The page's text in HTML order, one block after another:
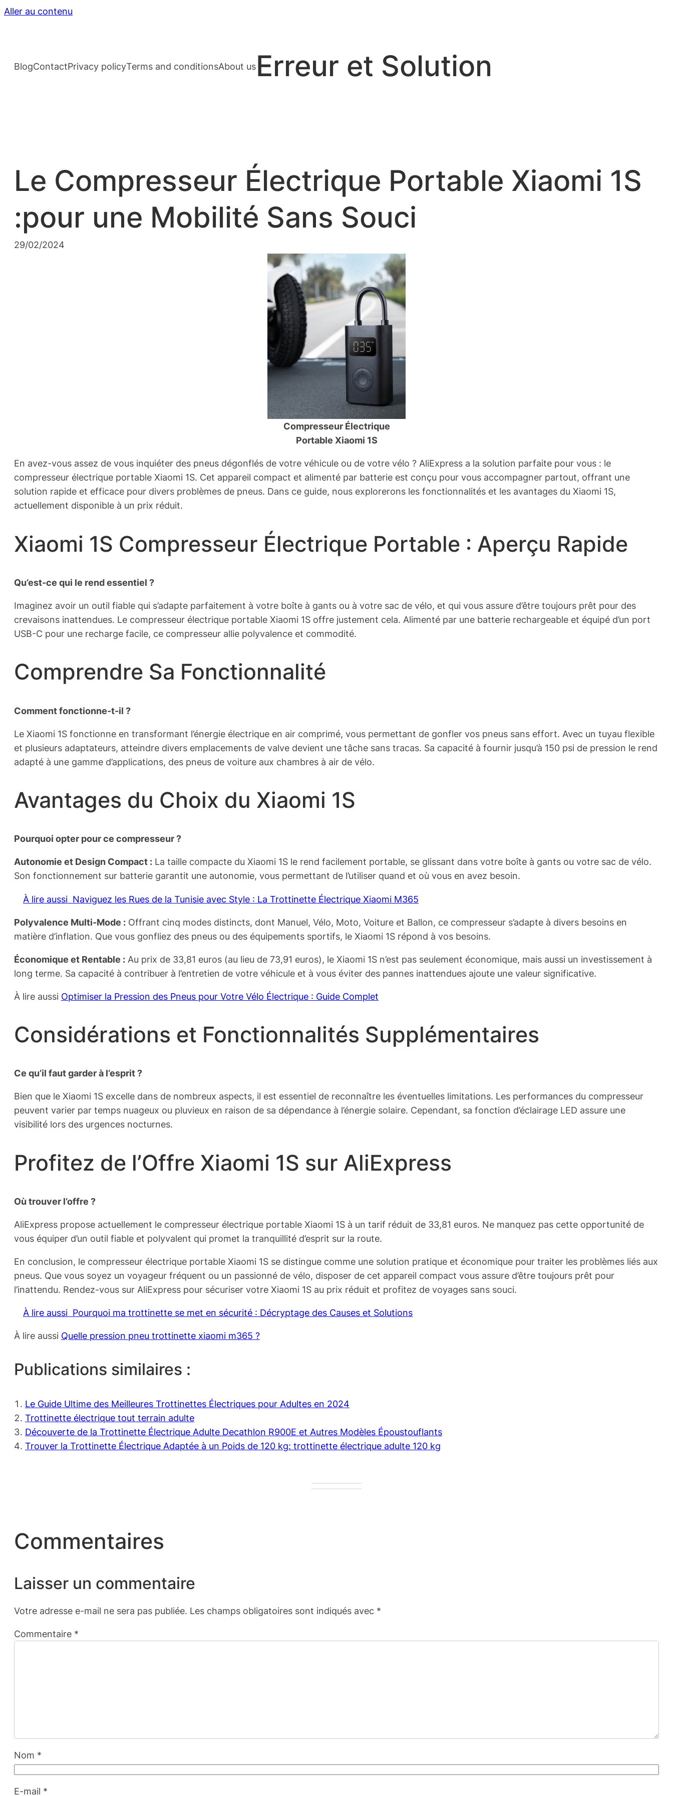
Aller au contenu
BlogContactPrivacy policyTerms and conditionsAbout usErreur et Solution
Le Compresseur Électrique Portable Xiaomi 1S
:pour une Mobilité Sans Souci
29/02/2024
Compresseur Électrique
Portable Xiaomi 1S
En avez-vous assez de vous inquiéter des pneus dégonflés de votre véhicule ou de votre vélo ? AliExpress a la solution parfaite pour vous : le
compresseur électrique portable Xiaomi 1S. Cet appareil compact et alimenté par batterie est conçu pour vous accompagner partout, offrant une
solution rapide et efficace pour divers problèmes de pneus. Dans ce guide, nous explorerons les fonctionnalités et les avantages du Xiaomi 1S,
actuellement disponible à un prix réduit.
Xiaomi 1S Compresseur Électrique Portable : Aperçu Rapide
Qu’est-ce qui le rend essentiel ?
Imaginez avoir un outil fiable qui s’adapte parfaitement à votre boîte à gants ou à votre sac de vélo, et qui vous assure d’être toujours prêt pour des
crevaisons inattendues. Le compresseur électrique portable Xiaomi 1S offre justement cela. Alimenté par une batterie rechargeable et équipé d’un port
USB-C pour une recharge facile, ce compresseur allie polyvalence et commodité.
Comprendre Sa Fonctionnalité
Comment fonctionne-t-il ?
Le Xiaomi 1S fonctionne en transformant l’énergie électrique en air comprimé, vous permettant de gonfler vos pneus sans effort. Avec un tuyau flexible
et plusieurs adaptateurs, atteindre divers emplacements de valve devient une tâche sans tracas. Sa capacité à fournir jusqu’à 150 psi de pression le rend
adapté à une gamme d’applications, des pneus de voiture aux chambres à air de vélo.
Avantages du Choix du Xiaomi 1S
Pourquoi opter pour ce compresseur ?
Autonomie et Design Compact : La taille compacte du Xiaomi 1S le rend facilement portable, se glissant dans votre boîte à gants ou votre sac de vélo.
Son fonctionnement sur batterie garantit une autonomie, vous permettant de l’utiliser quand et où vous en avez besoin.
À lire aussi Naviguez les Rues de la Tunisie avec Style : La Trottinette Électrique Xiaomi M365
Polyvalence Multi-Mode : Offrant cinq modes distincts, dont Manuel, Vélo, Moto, Voiture et Ballon, ce compresseur s’adapte à divers besoins en
matière d’inflation. Que vous gonfliez des pneus ou des équipements sportifs, le Xiaomi 1S répond à vos besoins.
Économique et Rentable : Au prix de 33,81 euros (au lieu de 73,91 euros), le Xiaomi 1S n’est pas seulement économique, mais aussi un investissement à
long terme. Sa capacité à contribuer à l’entretien de votre véhicule et à vous éviter des pannes inattendues ajoute une valeur significative.
À lire aussi Optimiser la Pression des Pneus pour Votre Vélo Électrique : Guide Complet
Considérations et Fonctionnalités Supplémentaires
Ce qu’il faut garder à l’esprit ?
Bien que le Xiaomi 1S excelle dans de nombreux aspects, il est essentiel de reconnaître les éventuelles limitations. Les performances du compresseur
peuvent varier par temps nuageux ou pluvieux en raison de sa dépendance à l’énergie solaire. Cependant, sa fonction d’éclairage LED assure une
visibilité lors des urgences nocturnes.
Profitez de l’Offre Xiaomi 1S sur AliExpress
Où trouver l’offre ?
AliExpress propose actuellement le compresseur électrique portable Xiaomi 1S à un tarif réduit de 33,81 euros. Ne manquez pas cette opportunité de
vous équiper d’un outil fiable et polyvalent qui promet la tranquillité d’esprit sur la route.
En conclusion, le compresseur électrique portable Xiaomi 1S se distingue comme une solution pratique et économique pour traiter les problèmes liés aux
pneus. Que vous soyez un voyageur fréquent ou un passionné de vélo, disposer de cet appareil compact vous assure d’être toujours prêt pour
l’inattendu. Rendez-vous sur AliExpress pour sécuriser votre Xiaomi 1S au prix réduit et profitez de voyages sans souci.
À lire aussi Pourquoi ma trottinette se met en sécurité : Décryptage des Causes et Solutions
À lire aussi Quelle pression pneu trottinette xiaomi m365 ?
Publications similaires :
Le Guide Ultime des Meilleures Trottinettes Électriques pour Adultes en 2024
Trottinette électrique tout terrain adulte
Découverte de la Trottinette Électrique Adulte Decathlon R900E et Autres Modèles Époustouflants
Trouver la Trottinette Électrique Adaptée à un Poids de 120 kg: trottinette électrique adulte 120 kg
Commentaires
Laisser un commentaire
Votre adresse e-mail ne sera pas publiée. Les champs obligatoires sont indiqués avec *
Commentaire *
Nom *
E-mail *